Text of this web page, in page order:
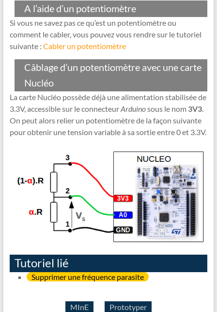
A l’aide d’un potentiomètre
Si vous ne savez pas ce qu’est un potentiomètre ou
comment le cabler, vous pouvez vous rendre sur le tutoriel
suivante : Cabler un potentiomètre
Câblage d’un potentiomètre avec une carte
Nucléo
La carte Nucléo possède déjà une alimentation stabilisée de
3.3V, accessible sur le connecteurArduinosous le nom 3V3.
On peut alors relier un potentiomètre de la façon suivante
pour obtenir une tension variable à sa sortie entre 0 et 3.3V.
Tutoriel lié
Supprimer une fréquence parasite
MInE Prototyper